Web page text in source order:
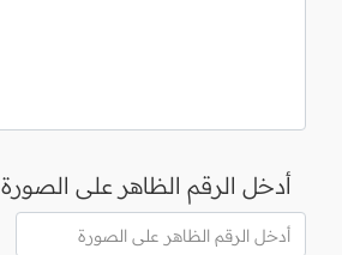
أدخل الرقم الظاهر على الصورة